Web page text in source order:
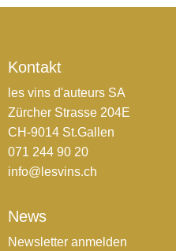
Kontakt
les vins d'auteurs SA
Zürcher Strasse 204E
CH-9014 St.Gallen
071 244 90 20
info@lesvins.ch
News
Newsletter anmelden